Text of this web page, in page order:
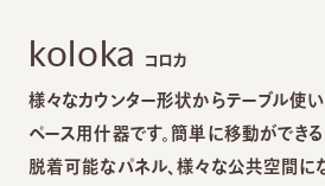
koloka コロカ
様々なカウンター形状からテーブル使
ペース用什器です。簡単に移動ができる
脱着可能なパネル、様々な公共空間に